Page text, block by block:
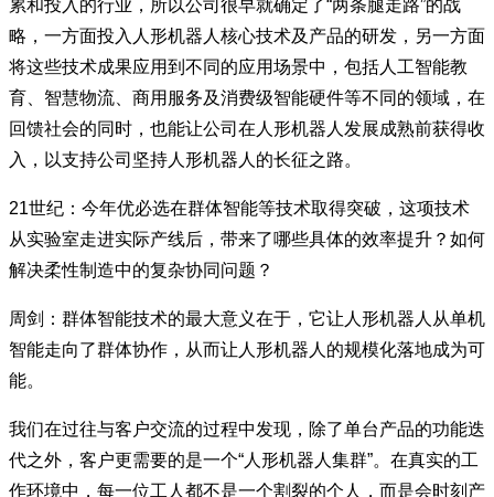
累和投入的行业，所以公司很早就确定了“两条腿走路”的战
略，一方面投入人形机器人核心技术及产品的研发，另一方面
将这些技术成果应用到不同的应用场景中，包括人工智能教
育、智慧物流、商用服务及消费级智能硬件等不同的领域，在
回馈社会的同时，也能让公司在人形机器人发展成熟前获得收
入，以支持公司坚持人形机器人的长征之路。
21世纪：今年优必选在群体智能等技术取得突破，这项技术
从实验室走进实际产线后，带来了哪些具体的效率提升？如何
解决柔性制造中的复杂协同问题？
周剑：群体智能技术的最大意义在于，它让人形机器人从单机
智能走向了群体协作，从而让人形机器人的规模化落地成为可
能。
我们在过往与客户交流的过程中发现，除了单台产品的功能迭
代之外，客户更需要的是一个“人形机器人集群”。在真实的工
作环境中，每一位工人都不是一个割裂的个人，而是会时刻产